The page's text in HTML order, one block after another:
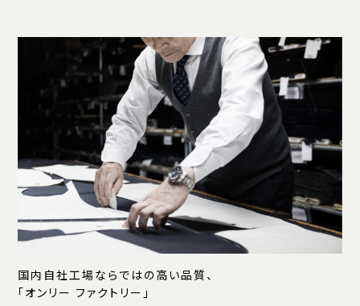
国内自社工場ならではの高い品質、
「オンリー ファクトリー」